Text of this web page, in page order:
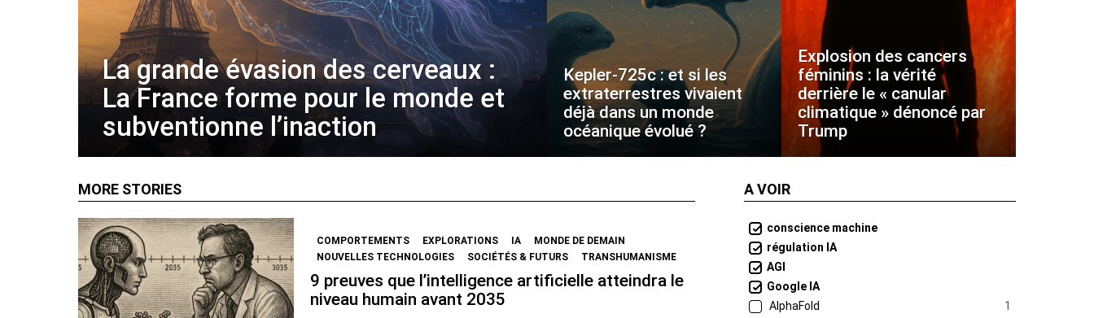
La grande évasion des cerveaux :
La France forme pour le monde et
subventionne l’inaction
Kepler-725c : et si les
extraterrestres vivaient
déjà dans un monde
océanique évolué ?
Explosion des cancers
féminins : la vérité
derrière le « canular
climatique » dénoncé par
Trump
MORE STORIES
COMPORTEMENTS EXPLORATIONS IA
MONDE DE DEMAIN
NOUVELLES TECHNOLOGIES
SOCIÉTÉS & FUTURS TRANSHUMANISME
9 preuves que l’intelligence artificielle atteindra le
niveau humain avant 2035
A VOIR
conscience machine
régulation IA
AGI
Google IA
AlphaFold
1